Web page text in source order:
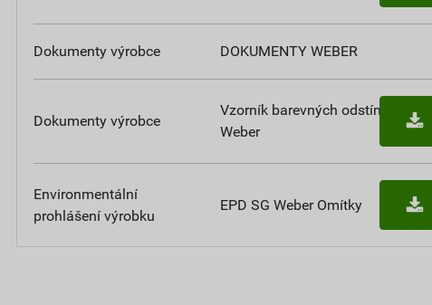
Dokumenty výrobce DOKUMENTY WEBER
Dokumenty výrobce
Vzorník barevných odstínů
Weber
Environmentální
prohlášení výrobku
EPD SG Weber Omítky